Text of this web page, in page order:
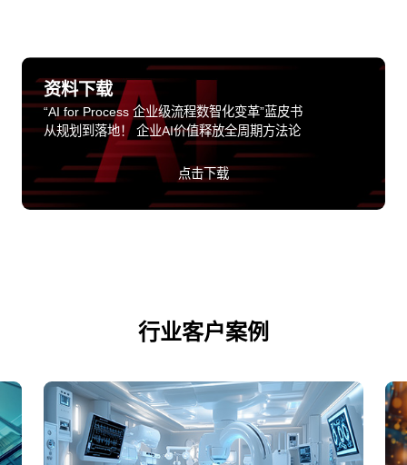
资料下载
“AI for Process 企业级流程数智化变革”蓝皮书
从规划到落地！ 企业AI价值释放全周期方法论
点击下载
行业客户案例